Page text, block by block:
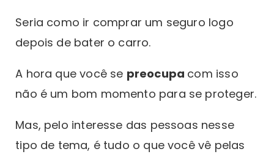
Seria como ir comprar um seguro logo
depois de bater o carro.
A hora que você se preocupa com isso
não é um bom momento para se proteger.
Mas, pelo interesse das pessoas nesse
tipo de tema, é tudo o que você vê pelas